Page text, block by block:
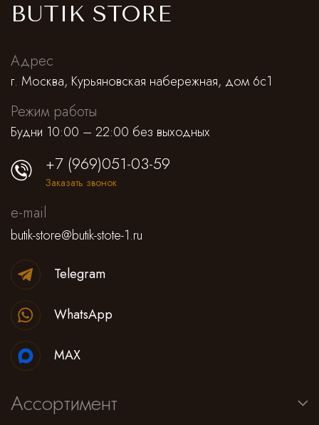
BUTIK STORE
Адрес
г. Москва, Курьяновская набережная, дом 6с1
Режим работы
Будни 10:00 – 22:00 без выходных
Ассортимент
+7 (969)051-03-59
Заказать звонок
e-mail
butik-store@butik-stote-1.ru
Telegram
WhatsApp
MAX